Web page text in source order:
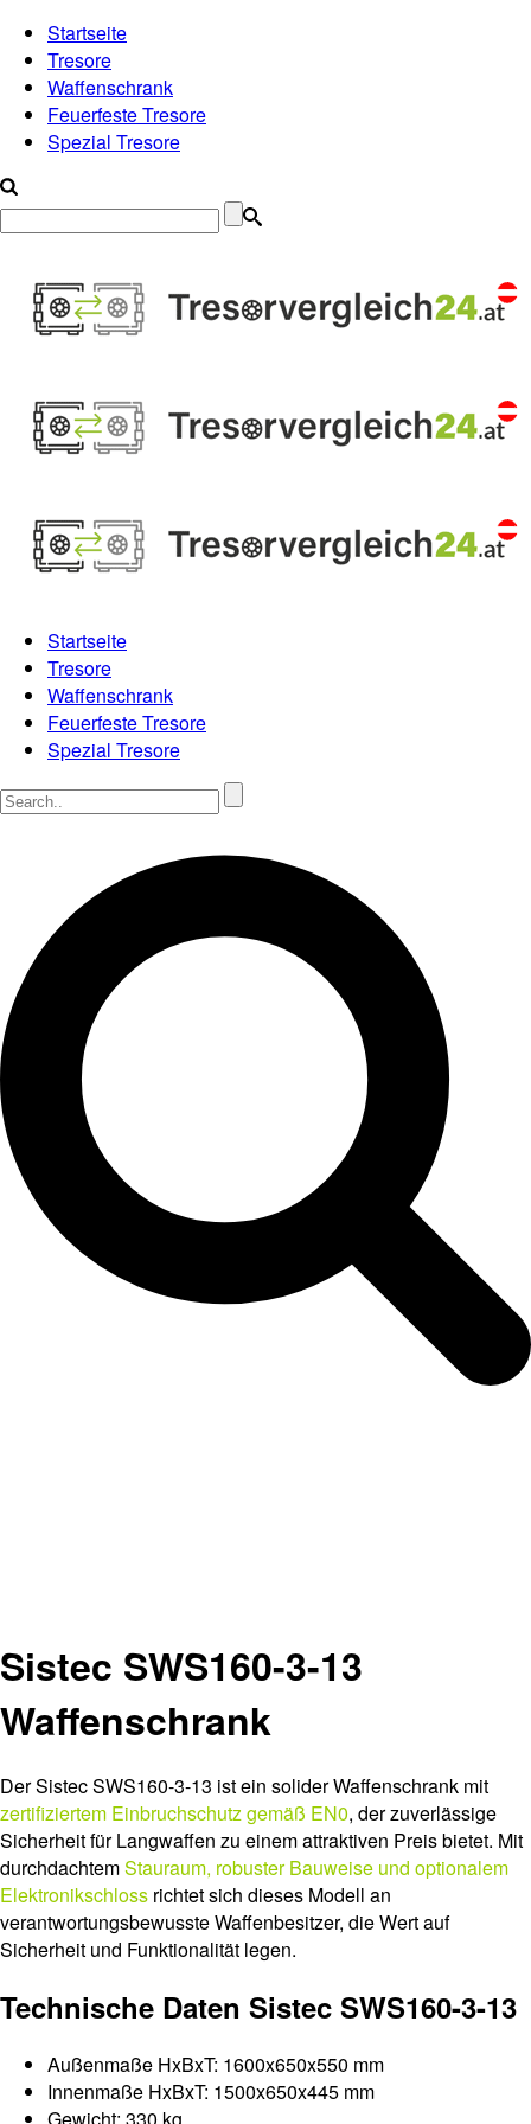
Startseite
Tresore
Waffenschrank
Feuerfeste Tresore
Spezial Tresore
Startseite
Tresore
Waffenschrank
Feuerfeste Tresore
Spezial Tresore
Sistec SWS160-3-13
Waffenschrank
Der Sistec SWS160-3-13 ist ein solider Waffenschrank mit
zertifiziertem Einbruchschutz gemäß EN0, der zuverlässige
Sicherheit für Langwaffen zu einem attraktiven Preis bietet. Mit
durchdachtemStauraum, robuster Bauweise und optionalem
Elektronikschloss richtet sich dieses Modell an
verantwortungsbewusste Waffenbesitzer, die Wert auf
Sicherheit und Funktionalität legen.
Technische Daten Sistec SWS160-3-13
Außenmaße HxBxT: 1600x650x550 mm
Innenmaße HxBxT: 1500x650x445 mm